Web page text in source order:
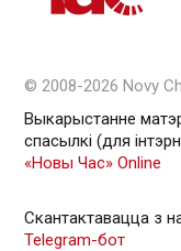
© 2008-2026 Novy
Выкарыстанне
спасылкі (для
«Новы Час» Online
Скантактавацца з
Telegram-бот